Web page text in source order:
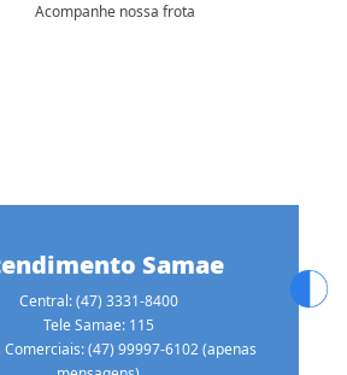
Acompanhe nossa frota
Samae
Central: (47) 3331-8400
Tele Samae: 115
Comerciais: (47) 99997-6102 (apenas